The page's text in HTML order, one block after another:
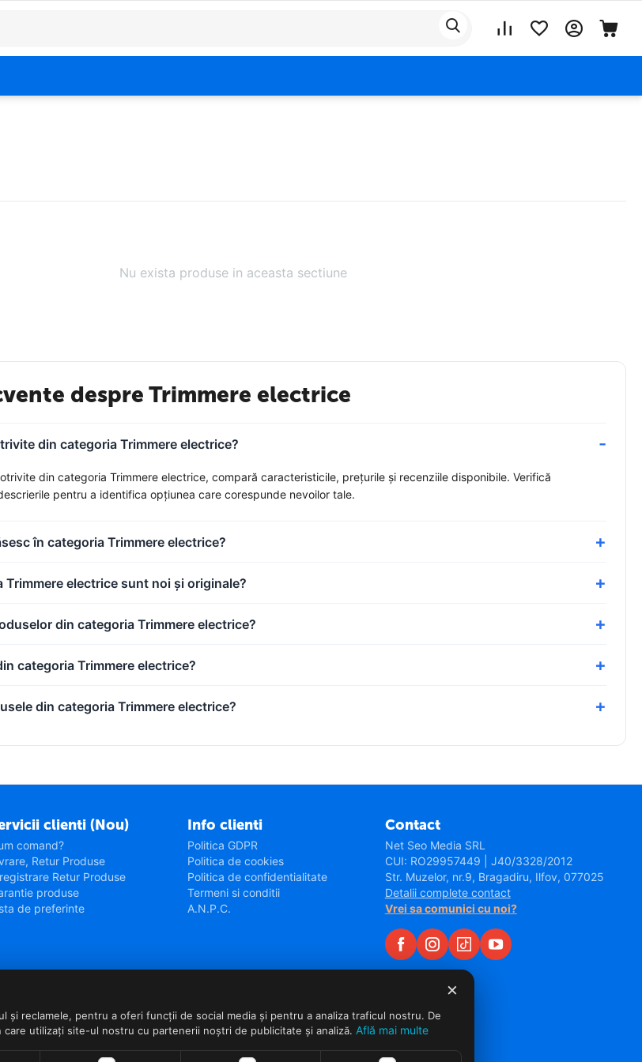
Nu exista produse in aceasta sectiune
despre Trimmere electrice
din categoria Trimmere electrice?
din categoria Trimmere electrice, compară caracteristicile, prețurile și recenziile disponibile. Verifică
pentru a identifica opțiunea care corespunde nevoilor tale.
în categoria Trimmere electrice?
Trimmere electrice sunt noi și originale?
din categoria Trimmere electrice?
categoria Trimmere electrice?
din categoria Trimmere electrice?
clienti (Nou)
comand?
Retur Produse
Retur Produse
produse
de preferinte
Info clienti
Politica GDPR
Politica de cookies
Politica de confidentialitate
Termeni si conditii
A.N.P.C.
Contact
Net Seo Media SRL
CUI: RO29957449 | J40/3328/2012
Str. Muzelor, nr.9, Bragadiru, Ilfov, 077025
Detalii complete contact
Vrei sa comunici cu noi?
×
și reclamele, pentru a oferi funcții de social media și pentru a analiza traficul nostru. De
utilizați site-ul nostru cu partenerii noștri de publicitate și analiză. Află mai multe